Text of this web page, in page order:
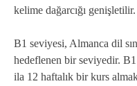
kelime dağarcığı genişletilir.
B1 seviyesi, Almanca dil
hedeflenen bir seviyedir.
ila 12 haftalık bir kurs